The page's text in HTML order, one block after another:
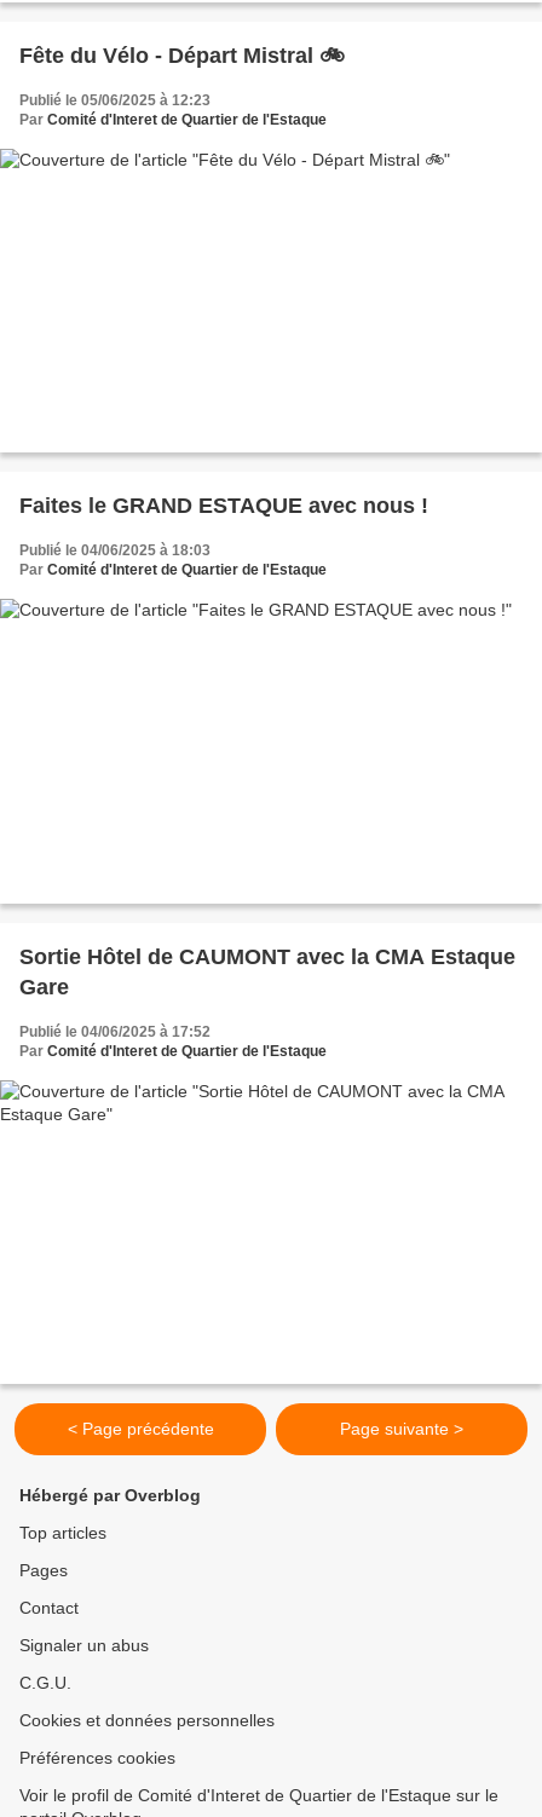
Fête du Vélo - Départ Mistral 🚲
Publié le 05/06/2025 à 12:23
Par Comité d'Interet de Quartier de l'Estaque
Faites le GRAND ESTAQUE avec nous !
Publié le 04/06/2025 à 18:03
Par Comité d'Interet de Quartier de l'Estaque
Sortie Hôtel de CAUMONT avec la CMA Estaque
Gare
Publié le 04/06/2025 à 17:52
Par Comité d'Interet de Quartier de l'Estaque
< Page précédente Page suivante >
Hébergé par Overblog
Top articles
Pages
Contact
Signaler un abus
C.G.U.
Cookies et données personnelles
Préférences cookies
Voir le profil de Comité d'Interet de Quartier de l'Estaque sur le